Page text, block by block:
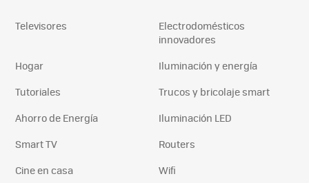
Televisores
Electrodomésticos
innovadores
Hogar
Iluminación y energía
Tutoriales
Trucos y bricolaje smart
Ahorro de Energía
Iluminación LED
Smart TV
Routers
Cine en casa
Wifi